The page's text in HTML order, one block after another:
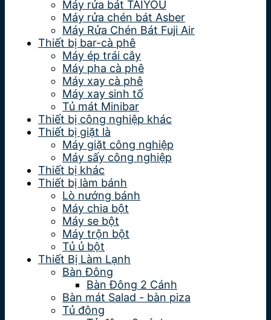
Máy rửa bát TAIYOU
Máy rửa chén bát Asber
Máy Rửa Chén Bát Fuji Air
Thiết bị bar-cà phê
Máy ép trái cây
Máy pha cà phê
Máy xay cà phê
Máy xay sinh tố
Tủ mát Minibar
Thiết bị công nghiệp khác
Thiết bị giặt là
Máy giặt công nghiệp
Máy sấy công nghiệp
Thiết bị khác
Thiết bị làm bánh
Lò nướng bánh
Máy chia bột
Máy se bột
Máy trộn bột
Tủ ủ bột
Thiết Bị Làm Lạnh
Bàn Đông
Bàn Đông 2 Cánh
Bàn mát Salad - bàn piza
Tủ đông